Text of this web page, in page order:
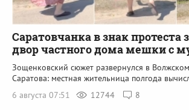
Саратовчанка в знак протеста
двор частного дома мешки с
Зощенковский сюжет развернулся в
Саратова: местная жительница полгода
6 августа 07:51
12744 8